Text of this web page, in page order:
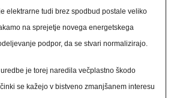
elektrarne tudi brez spodbud postale veliko
na sprejetje novega energetskega
podpor, da se stvari normalizirajo.
je torej naredila večplastno škodo
se kažejo v bistveno zmanjšanem interesu